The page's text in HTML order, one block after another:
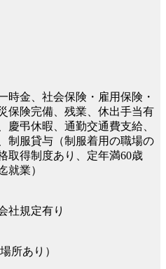
時金、社会保険・雇用保険・
保険完備、残業、休出手当有
慶弔休暇、通勤交通費支給、
制服貸与（制服着用の職場の
取得制度あり、定年満60歳
就業）
社規定有り
所あり）